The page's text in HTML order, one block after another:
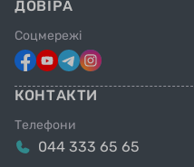
ДОВІРА
Соцмережі
КОНТАКТИ
Телефони
044 333 65 65